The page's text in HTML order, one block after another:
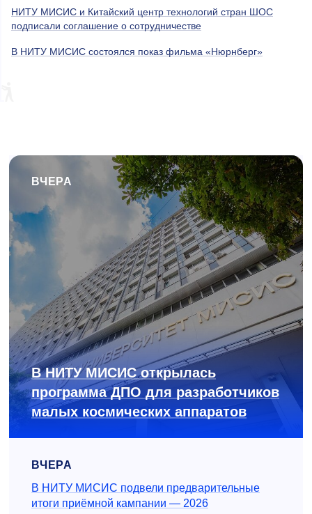
НИТУ МИСИС и Китайский центр технологий стран ШОС
подписали соглашение о сотрудничестве
В НИТУ МИСИС состоялся показ фильма «Нюрнберг»
ВЧЕРА
В НИТУ МИСИС открылась
программа ДПО для разработчиков
малых космических аппаратов
ВЧЕРА
В НИТУ МИСИС подвели предварительные
итоги приёмной кампании — 2026